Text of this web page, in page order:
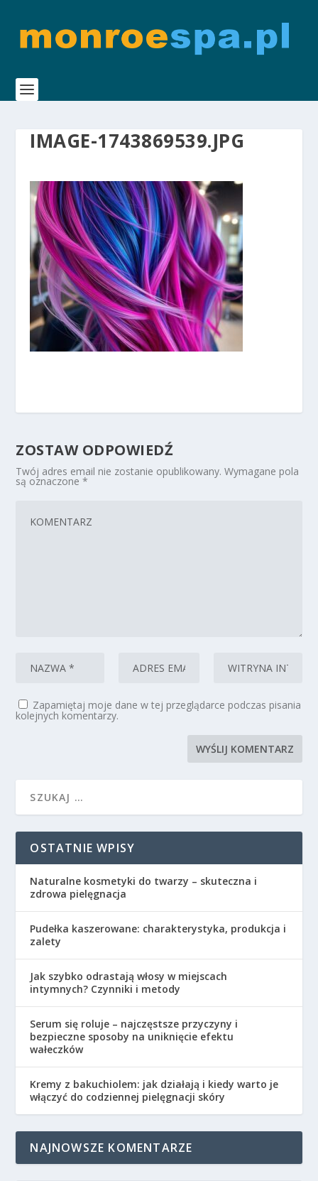
IMAGE-1743869539.JPG
ZOSTAW ODPOWIEDŹ
Twój adres email nie zostanie opublikowany. Wymagane pola
są oznaczone*
Zapamiętaj moje dane w tej przeglądarce podczas pisania
kolejnych komentarzy.
OSTATNIE WPISY
Naturalne kosmetyki do twarzy – skuteczna i
zdrowa pielęgnacja
Pudełka kaszerowane: charakterystyka, produkcja i
zalety
Jak szybko odrastają włosy w miejscach
intymnych? Czynniki i metody
Serum się roluje – najczęstsze przyczyny i
bezpieczne sposoby na uniknięcie efektu
wałeczków
Kremy z bakuchiolem: jak działają i kiedy warto je
włączyć do codziennej pielęgnacji skóry
NAJNOWSZE KOMENTARZE